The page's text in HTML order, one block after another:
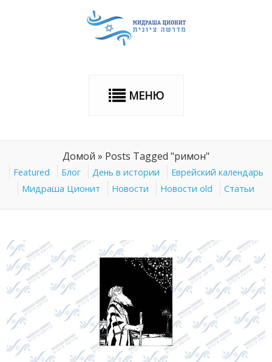
МЕНЮ
Домой » Posts Tagged "римон"
Featured Блог День в истории
Еврейский календарь
Мидраша Ционит
Новости Новости old Статьи